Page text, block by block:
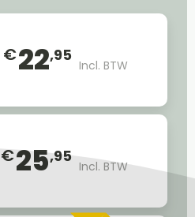
€22,95
Incl. BTW
€25,95
Incl. BTW